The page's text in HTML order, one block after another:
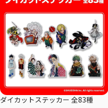
ダイカットステッカー 全83種